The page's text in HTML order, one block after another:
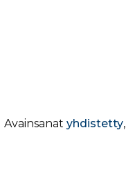
Avainsanat yhdistetty,